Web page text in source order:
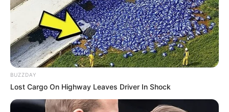
BUZZDAY
Lost Cargo On Highway Leaves Driver In Shock